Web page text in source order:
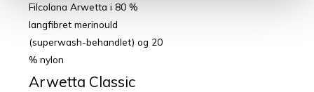
Filcolana Arwetta i 80 %
langfibret merinould
(superwash-behandlet) og 20
% nylon
Arwetta Classic